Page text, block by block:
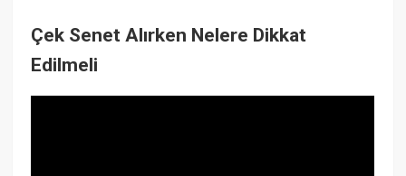
Çek Senet Alırken Nelere Dikkat
Edilmeli